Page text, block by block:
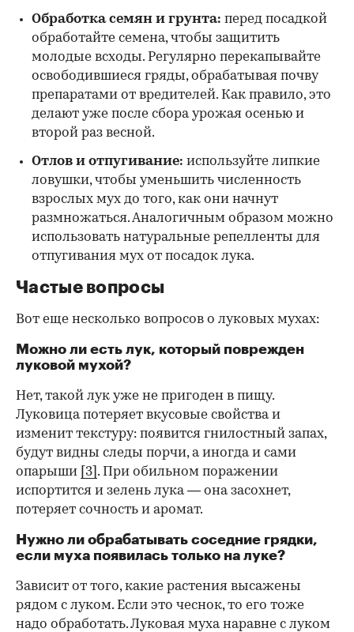
Обработка семян и грунта: перед посадкой
обработайте семена, чтобы защитить
молодые всходы. Регулярно перекапывайте
освободившиеся гряды, обрабатывая почву
препаратами от вредителей. Как правило, это
делают уже после сбора урожая осенью и
второй раз весной.
Отлов и отпугивание: используйте липкие
ловушки, чтобы уменьшить численность
взрослых мух до того, как они начнут
размножаться. Аналогичным образом можно
использовать натуральные репелленты для
отпугивания мух от посадок лука.
Частые вопросы
Вот еще несколько вопросов о луковых мухах:
Можно ли есть лук, который поврежден
луковой мухой?
Нет, такой лук уже не пригоден в пищу.
Луковица потеряет вкусовые свойства и
изменит текстуру: появится гнилостный запах,
будут видны следы порчи, а иногда и сами
опарыши
[3] . При обильном поражении
испортится и зелень лука — она засохнет,
потеряет сочность и аромат.
Нужно ли обрабатывать соседние грядки,
если муха появилась только на луке?
Зависит от того, какие растения высажены
рядом с луком. Если это чеснок, то его тоже
надо обработать. Луковая муха наравне с луком